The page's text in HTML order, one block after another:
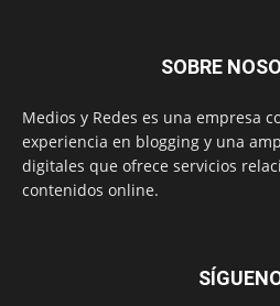
SOBRE
Medios y Redes es una empresa
experiencia en blogging y una
digitales que ofrece servicios
contenidos online.